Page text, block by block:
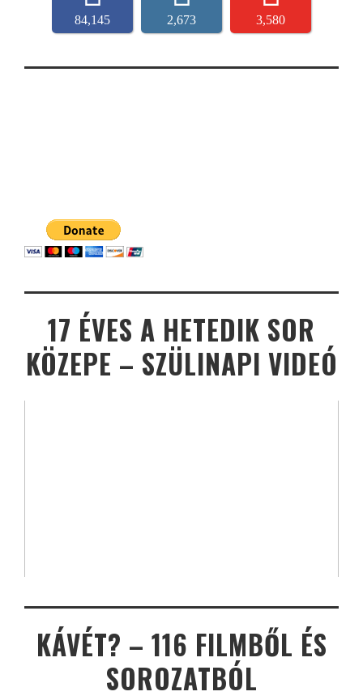
84,145 2,673 3,580
17 ÉVES A HETEDIK SOR
KÖZEPE – SZÜLINAPI VIDEÓ
KÁVÉT? – 116 FILMBŐL ÉS
SOROZATBÓL